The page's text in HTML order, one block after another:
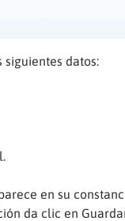
datos:
en su
da clic en